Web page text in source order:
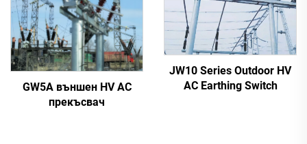
GW5A външен HV AC
прекъсвач
JW10 Series Outdoor HV
AC Earthing Switch